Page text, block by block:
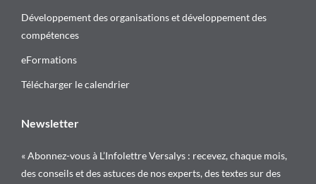
Développement des organisations et développement des
compétences
eFormations
Télécharger le calendrier
Newsletter
« Abonnez-vous à L’Infolettre Versalys : recevez, chaque mois,
des conseils et des astuces de nos experts, des textes sur des